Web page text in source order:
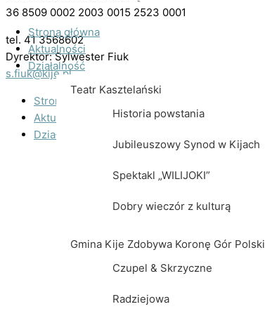
Strona główna
Aktualności
Działalność
Teatr Kasztelański
Historia powstania
Jubileuszowy Synod w Kijach
Spektakl „WILIJOKI”
Dobry wieczór z kulturą
Gmina Kije Zdobywa Koronę Gór Polski
Czupel & Skrzyczne
Radziejowa
36 8509 0002 2003 0015 2523 0001
tel. 41 3568602
Dyrektor: Sylwester Fiuk
s.fiuk@kije.pl
Strona główna
Aktualności
Działalność
Historia powstania
Jubileuszowy Synod w Kijach
Spektakl „WILIJOKI”
Dobry wieczór z kulturą